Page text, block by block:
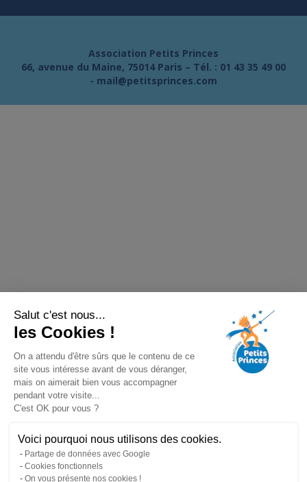
Salut c'est nous...
les Cookies !
On a attendu d'être sûrs que le contenu de ce
site vous intéresse avant de vous déranger,
mais on aimerait bien vous accompagner
pendant votre visite...
C'est OK pour vous ?
Voici pourquoi nous utilisons des cookies.
Partage de données avec Google
Cookies fonctionnels
On vous présente nos cookies !
Association Petits Princes
66, avenue du Maine, 75014 Paris – Tél. : 01 43 35 49 00
- mail@petitsprinces.com